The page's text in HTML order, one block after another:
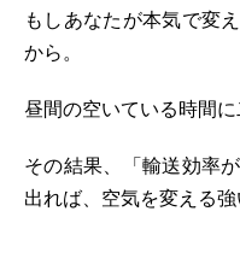
もしあなたが本気で変
から。
昼間の空いている時間に
その結果、「輸送効率
出れば、空気を変える強